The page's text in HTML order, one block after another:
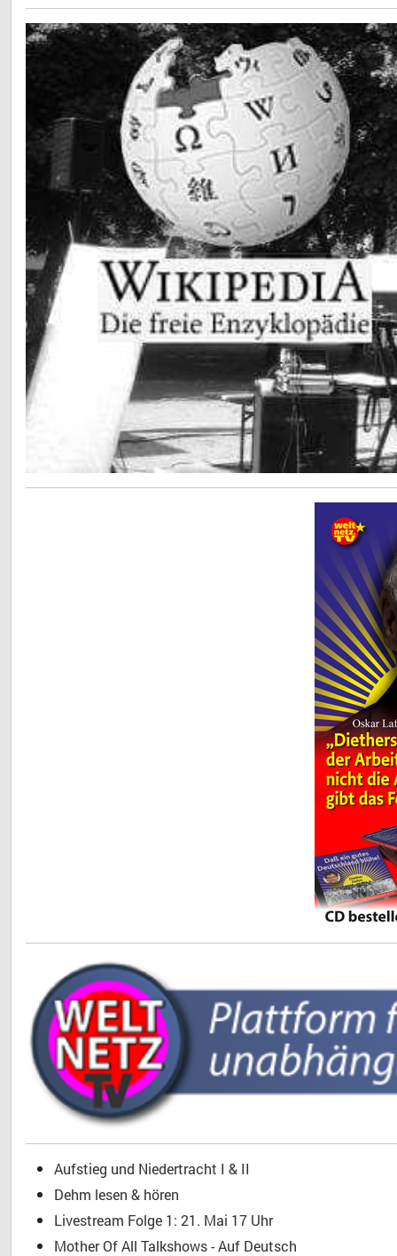
Aufstieg und Niedertracht I & II
Dehm lesen & hören
Livestream Folge 1: 21. Mai 17 Uhr
Mother Of All Talkshows - Auf Deutsch